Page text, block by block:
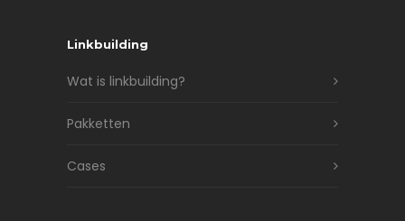
Linkbuilding
Wat is linkbuilding?
Pakketten
Cases